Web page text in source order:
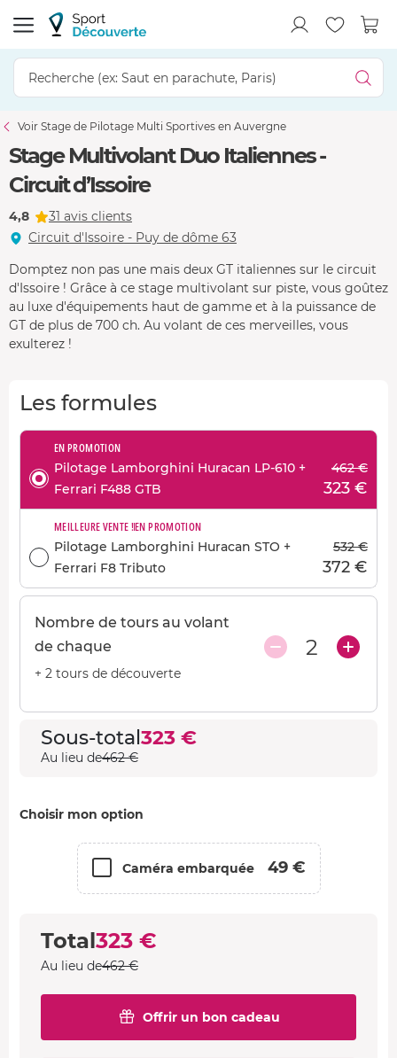
Voir Stage de Pilotage Multi Sportives en Auvergne
Stage Multivolant Duo Italiennes -
Circuit d’Issoire
4,8
31 avis clients
Circuit d'Issoire - Puy de dôme 63
Domptez non pas une mais deux GT italiennes sur le circuit
d'Issoire ! Grâce à ce stage multivolant sur piste, vous goûtez
au luxe d'équipements haut de gamme et à la puissance de
GT de plus de 700 ch. Au volant de ces merveilles, vous
exulterez !
Les formules
EN PROMOTION
Pilotage Lamborghini Huracan LP-610 +
Ferrari F488 GTB
462 €
323 €
MEILLEURE VENTE !EN PROMOTION
Pilotage Lamborghini Huracan STO +
Ferrari F8 Tributo
532 €
372 €
Nombre de tours au volant
de chaque
+ 2 tours de découverte
2
Sous-total323 €
Au lieu de462 €
Choisir mon option
Caméra embarquée 49 €
Total323 €
Au lieu de462 €
Offrir un bon cadeau